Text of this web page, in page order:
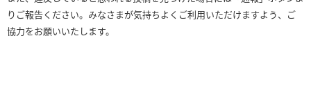
りご報告ください。みなさまが気持ちよくご利用いただけますよう、ご
協力をお願いいたします。